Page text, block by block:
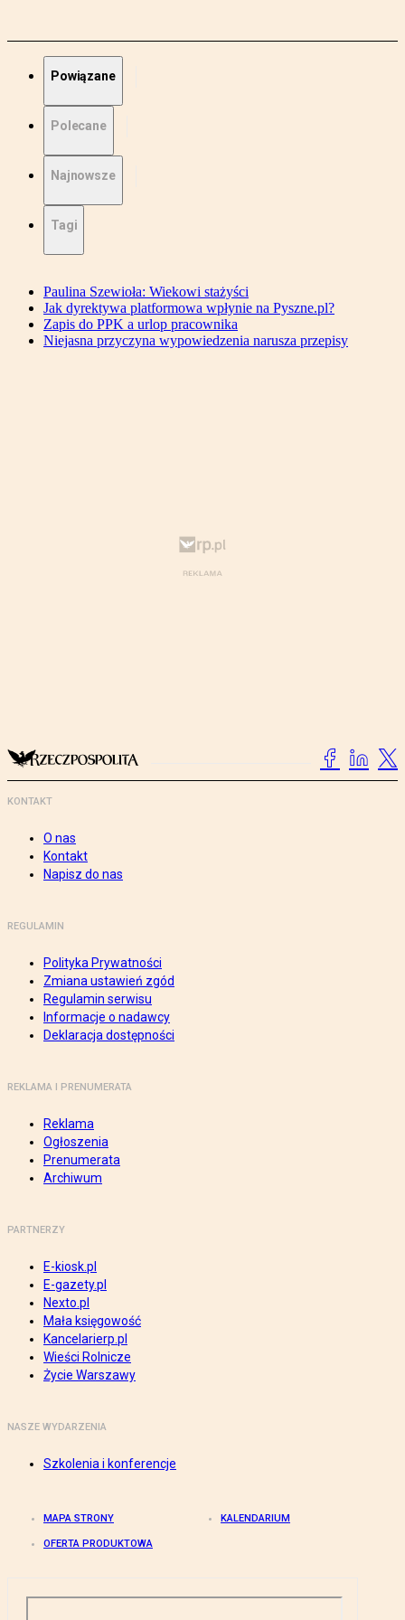
Powiązane
Polecane
Najnowsze
Tagi
Paulina Szewioła: Wiekowi stażyści
Jak dyrektywa platformowa wpłynie na Pyszne.pl?
Zapis do PPK a urlop pracownika
Niejasna przyczyna wypowiedzenia narusza przepisy
KONTAKT
O nas
Kontakt
Napisz do nas
REGULAMIN
Polityka Prywatności
Zmiana ustawień zgód
Regulamin serwisu
Informacje o nadawcy
Deklaracja dostępności
REKLAMA I PRENUMERATA
Reklama
Ogłoszenia
Prenumerata
Archiwum
PARTNERZY
E-kiosk.pl
E-gazety.pl
Nexto.pl
Mała księgowość
Kancelarierp.pl
Wieści Rolnicze
Życie Warszawy
NASZE WYDARZENIA
Szkolenia i konferencje
MAPA STRONY KALENDARIUM
OFERTA PRODUKTOWA